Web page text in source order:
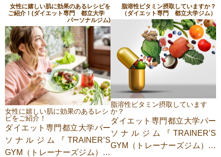
ダイエットを始めたては、順
調に体重が減り見た目の変化
も実感しモチベーションもか
なり高い状態だと思います。
しかし、気がつくとなかなか
体重の変化がない期間がやっ
てきます。それが停滞期！
なぜ停滞期がやってくるの
か？停滞期を打破するための
方法についてお話しさせてい
ただきます！
梅雨に入り、夏が本格的に近
づいてきている今日この頃。
夏までに脱げる体に、、とま
ず思いつく目標が、腹筋を割
りたい！
だと思います。知っていまし
たか、、腹筋はみんな割れて
いるんです。
そんな腹筋の種類についても
お話しさせていただきます。
女性に嬉しい肌に効果のあるレシピを
ご紹介！(ダイエット専門 都立大学
パーソナルジム)
女性に嬉しい肌に効果のあるレシ
ピをご紹介！
ダイエット専門都立大学パー
ソナルジム『TRAINER’S
GYM（トレーナーズジム）』
脂溶性ビタミン摂取していますか？
（ダイエット専門 都立大学ジム）
脂溶性ビタミン摂取しています
か？
ダイエット専門都立大学パー
ソナルジム『TRAINER’S
GYM（トレーナーズジム）』